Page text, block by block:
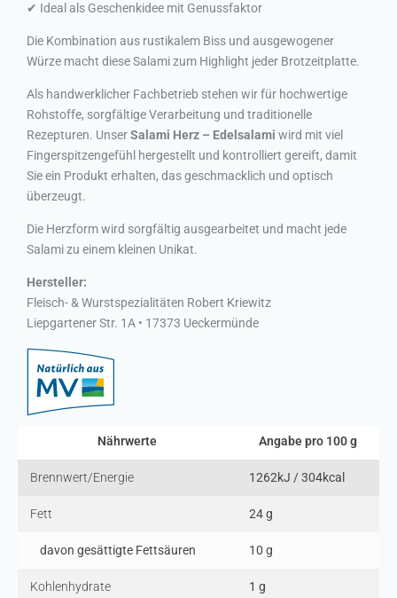
✔ Ideal als Geschenkidee mit Genussfaktor
Die Kombination aus rustikalem Biss und ausgewogener
Würze macht diese Salami zum Highlight jeder Brotzeitplatte.
Als handwerklicher Fachbetrieb stehen wir für hochwertige
Rohstoffe, sorgfältige Verarbeitung und traditionelle
Rezepturen. UnserSalami Herz – Edelsalami wird mit viel
Fingerspitzengefühl hergestellt und kontrolliert gereift, damit
Sie ein Produkt erhalten, das geschmacklich und optisch
überzeugt.
Die Herzform wird sorgfältig ausgearbeitet und macht jede
Salami zu einem kleinen Unikat.
Hersteller:
Fleisch- & Wurstspezialitäten Robert Kriewitz
Liepgartener Str. 1A • 17373 Ueckermünde
Nährwerte Angabe pro 100 g
Brennwert/Energie 1262kJ / 304kcal
Fett 24 g
davon gesättigte Fettsäuren 10 g
Kohlenhydrate 1 g